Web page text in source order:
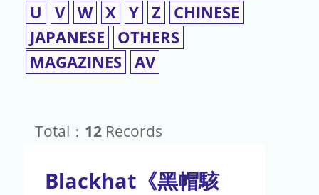
U
V W X Y Z
CHINESE
JAPANESE
OTHERS
MAGAZINES AV
Total： 12 Records
Blackhat《黑帽駭